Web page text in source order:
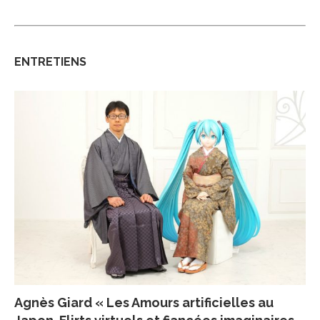
ENTRETIENS
Agnès Giard « Les Amours artificielles au